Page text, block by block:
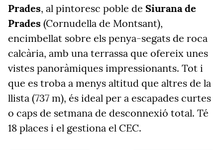
Prades, al pintoresc poble de Siurana de
Prades (Cornudella de Montsant),
encimbellat sobre els penya-segats de roca
calcària, amb una terrassa que ofereix unes
vistes panoràmiques impressionants. Tot i
que es troba a menys altitud que altres de la
llista (737 m), és ideal per a escapades curtes
o caps de setmana de desconnexió total. Té
18 places i el gestiona el CEC.